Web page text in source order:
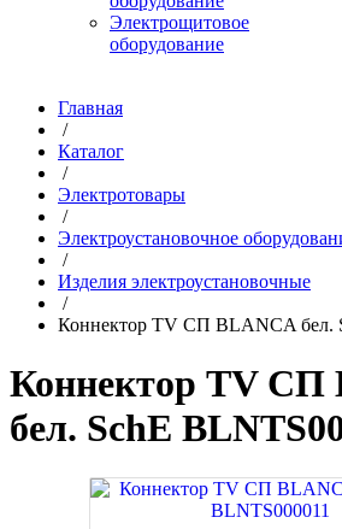
Электрощитовое
оборудование
Главная
/
Каталог
/
Электротовары
/
Электроустановочное
/
Изделия электроустановочные
/
Коннектор TV СП BLANCA бел.
Коннектор TV СП
бел. SchE